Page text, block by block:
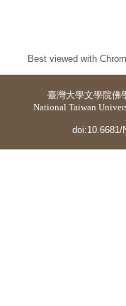
Best viewed with
臺灣大學文學院佛
National Taiwan
doi:10.6681/